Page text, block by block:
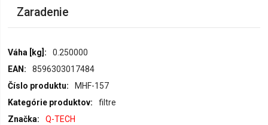
Zaradenie
Parametre
0.250000
8596303017484
MHF-157
filtre
Q-TECH